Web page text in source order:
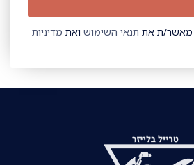
מאשר/ת את תנאי השימוש ואת מדיניות